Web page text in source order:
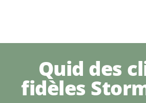
Quid des
fidèles